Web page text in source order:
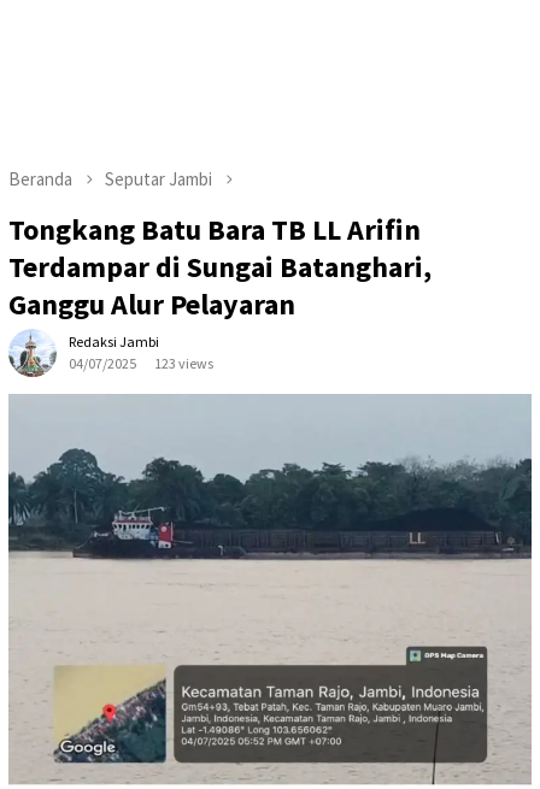
Beranda Seputar Jambi
Tongkang Batu Bara TB LL Arifin
Terdampar di Sungai Batanghari,
Ganggu Alur Pelayaran
Redaksi Jambi
04/07/2025
123 views